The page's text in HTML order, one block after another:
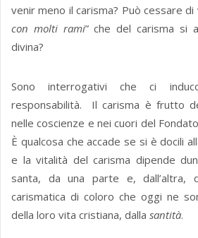
venir meno il carisma? Può cessare di
con molti rami” che del carisma si
divina?
Sono interrogativi che ci
responsabilità. Il carisma è frutto
nelle coscienze e nei cuori del
È qualcosa che accade se si è docili
e la vitalità del carisma dipende
santa, da una parte e, dall’altra,
carismatica di coloro che oggi ne
della loro vita cristiana, dalla santità.